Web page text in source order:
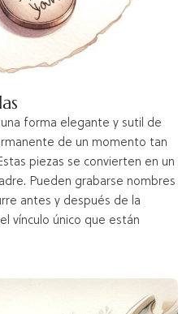
forma elegante y sutil de
de un momento tan
piezas se convierten en un
Pueden grabarse nombres
antes y después de la
vínculo único que están